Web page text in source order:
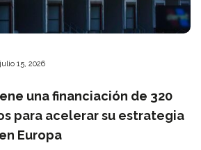
15, 2026
una financiación de 320
para acelerar su estrategia
Europa